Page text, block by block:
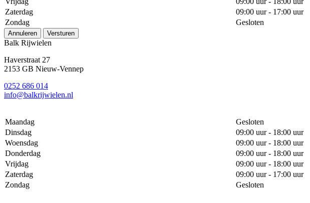
Zaterdag
09:00 uur - 17:00 uur
Zondag
Gesloten
Annuleren Versturen
Balk Rijwielen
Haverstraat 27
2153 GB Nieuw-Vennep
0252 686 014
info@balkrijwielen.nl
Maandag
Gesloten
Dinsdag
09:00 uur - 18:00 uur
Woensdag
09:00 uur - 18:00 uur
Donderdag
09:00 uur - 18:00 uur
Vrijdag
09:00 uur - 18:00 uur
Zaterdag
09:00 uur - 17:00 uur
Zondag
Gesloten